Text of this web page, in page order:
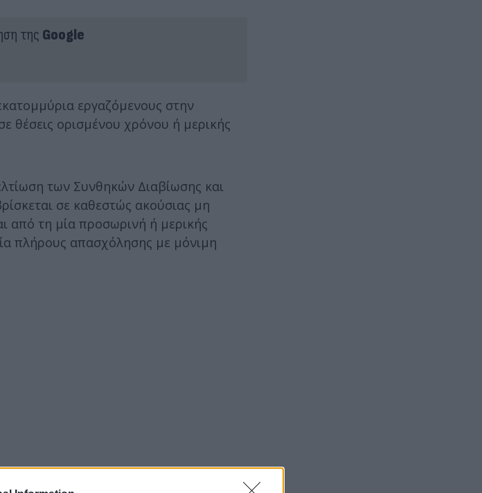
της Google
εργαζόμενους στην
ορισμένου χρόνου ή μερικής
των Συνθηκών Διαβίωσης και
σε καθεστώς ακούσιας μη
από τη μία προσωρινή ή μερικής
πλήρους απασχόλησης με μόνιμη